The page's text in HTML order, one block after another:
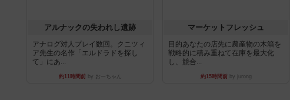
アルナックの失われし遺跡
アナログ対人プレイ数回。クニツィ
ア先生の名作「エルドラドを探し
て」にあ...
約11時間前by おーちゃん
マーケットフレッシュ
目的あなたの店先に農産物の木箱を
戦略的に積み重ねて在庫を最大化
し、競合...
約15時間前by jurong